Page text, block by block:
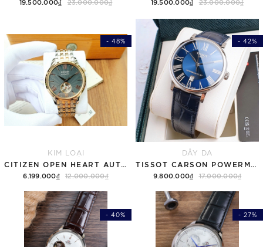
- 48%
KIM LOẠI
6.199.000₫ 12.000.000₫
- 42%
DÂY DA
9.800.000₫ 17.000.000₫
- 40% - 27%